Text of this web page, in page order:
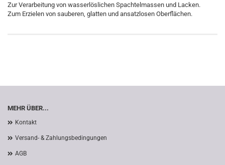
Zur Verarbeitung von wasserlöslichen Spachtelmassen und Lacken.
Zum Erzielen von sauberen, glatten und ansatzlosen Oberflächen.
MEHR ÜBER...
Kontakt
Versand- & Zahlungsbedingungen
AGB